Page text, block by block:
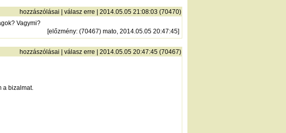
hozzászólásai válasz erre | 2014.05.05 21:08:03 (70470)
Vagymi?
[előzmény: (70467) mato, 2014.05.05 20:47:45]
hozzászólásai válasz erre | 2014.05.05 20:47:45 (70467)
a bizalmat.